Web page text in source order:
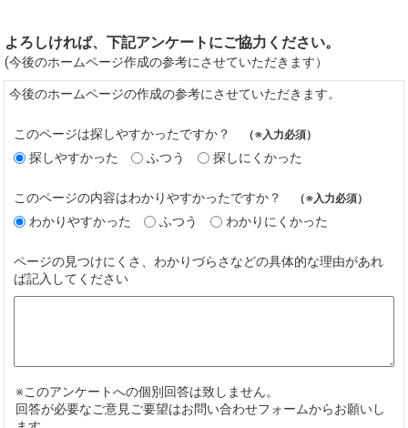
よろしければ、下記アンケートにご協力ください。
(今後のホームページ作成の参考にさせていただきます）
今後のホームページの作成の参考にさせていただきます。
このページは探しやすかったですか？ （※入力必須）
探しやすかった ふつう 探しにくかった
このページの内容はわかりやすかったですか？ （※入力必須）
わかりやすかった ふつう わかりにくかった
ページの見つけにくさ、わかりづらさなどの具体的な理由があれ
ば記入してください
※このアンケートへの個別回答は致しません。
回答が必要なご意見ご要望はお問い合わせフォームからお願いし